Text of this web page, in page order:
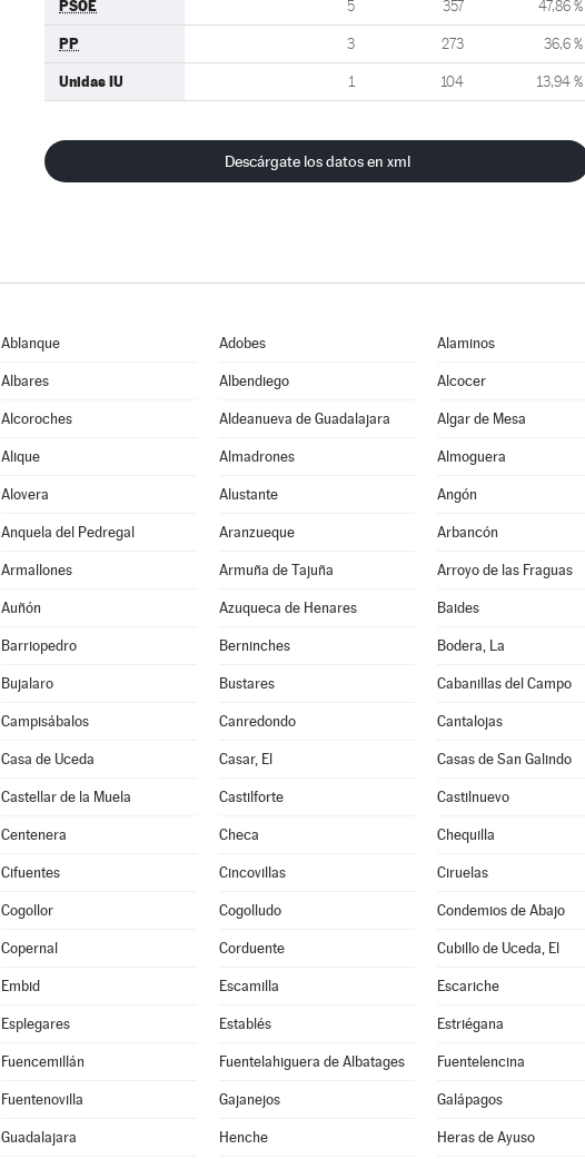
PSOE 5 357 47,86 %
PP 3 273 36,6 %
Unidas IU 1 104 13,94 %
Descárgate los datos en xml
Ablanque Adobes Alaminos
Albares Albendiego Alcocer
Alcoroches Aldeanueva de Guadalajara Algar de Mesa
Alique Almadrones Almoguera
Alovera Alustante Angón
Anquela del Pedregal Aranzueque Arbancón
Armallones Armuña de Tajuña Arroyo de las Fraguas
Auñón Azuqueca de Henares Baides
Barriopedro Berninches Bodera, La
Bujalaro Bustares Cabanillas del Campo
Campisábalos Canredondo Cantalojas
Casa de Uceda Casar, El Casas de San Galindo
Castellar de la Muela Castilforte Castilnuevo
Centenera Checa Chequilla
Cifuentes Cincovillas Ciruelas
Cogollor Cogolludo Condemios de Abajo
Copernal Corduente Cubillo de Uceda, El
Embid Escamilla Escariche
Esplegares Establés Estriégana
Fuencemillán Fuentelahiguera de Albatages Fuentelencina
Fuentenovilla Gajanejos Galápagos
Guadalajara Henche Heras de Ayuso